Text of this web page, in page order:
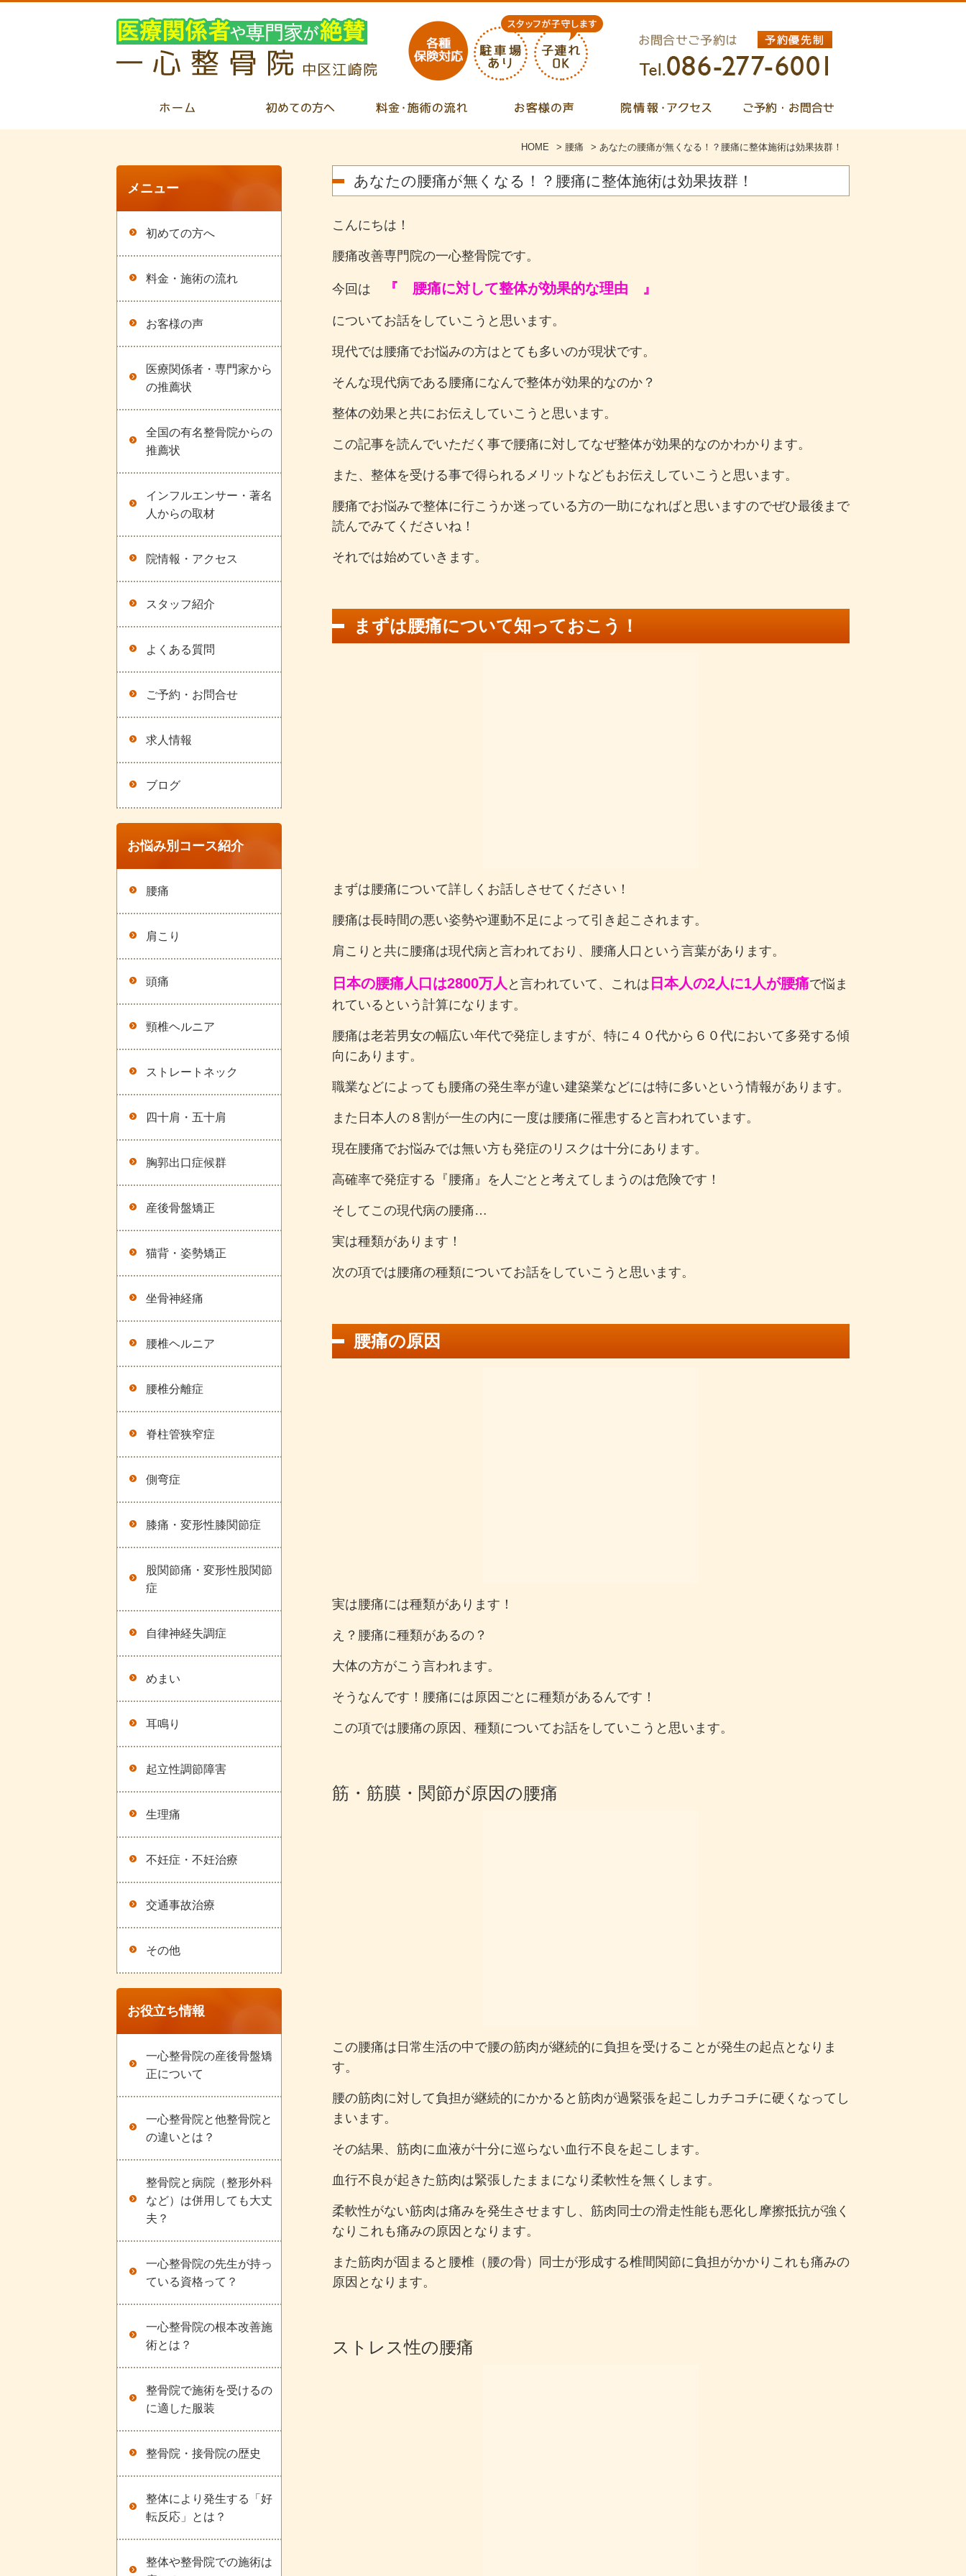
HOME > 腰痛 > あなたの腰痛が無くなる！？腰痛に整体施術は効果抜群！
あなたの腰痛が無くなる！？腰痛に整体施術は効果抜群！
こんにちは！
腰痛改善専門院の一心整骨院です。
今回は 『 腰痛に対して整体が効果的な理由 』
についてお話をしていこうと思います。
現代では腰痛でお悩みの方はとても多いのが現状です。
そんな現代病である腰痛になんで整体が効果的なのか？
整体の効果と共にお伝えしていこうと思います。
この記事を読んでいただく事で腰痛に対してなぜ整体が効果的なのかわかります。
また、整体を受ける事で得られるメリットなどもお伝えしていこうと思います。
腰痛でお悩みで整体に行こうか迷っている方の一助になればと思いますのでぜひ最後まで
読んでみてくださいね！
それでは始めていきます。
まずは腰痛について知っておこう！
まずは腰痛について詳しくお話しさせてください！
腰痛は長時間の悪い姿勢や運動不足によって引き起こされます。
肩こりと共に腰痛は現代病と言われており、腰痛人口という言葉があります。
日本の腰痛人口は2800万人 と言われていて、これは 日本人の2人に1人が腰痛で悩ま
れているという計算になります。
腰痛は老若男女の幅広い年代で発症しますが、特に４０代から６０代において多発する傾
向にあります。
職業などによっても腰痛の発生率が違い建築業などには特に多いという情報があります。
また日本人の８割が一生の内に一度は腰痛に罹患すると言われています。
現在腰痛でお悩みでは無い方も発症のリスクは十分にあります。
高確率で発症する『腰痛』を人ごとと考えてしまうのは危険です！
そしてこの現代病の腰痛…
実は種類があります！
次の項では腰痛の種類についてお話をしていこうと思います。
腰痛の原因
実は腰痛には種類があります！
え？腰痛に種類があるの？
大体の方がこう言われます。
そうなんです！腰痛には原因ごとに種類があるんです！
この項では腰痛の原因、種類についてお話をしていこうと思います。
筋・筋膜・関節が原因の腰痛
この腰痛は日常生活の中で腰の筋肉が継続的に負担を受けることが発生の起点となりま
す。
腰の筋肉に対して負担が継続的にかかると筋肉が過緊張を起こしカチコチに硬くなってし
まいます。
その結果、筋肉に血液が十分に巡らない血行不良を起こします。
血行不良が起きた筋肉は緊張したままになり柔軟性を無くします。
柔軟性がない筋肉は痛みを発生させますし、筋肉同士の滑走性能も悪化し摩擦抵抗が強く
なりこれも痛みの原因となります。
また筋肉が固まると腰椎（腰の骨）同士が形成する椎間関節に負担がかかりこれも痛みの
原因となります。
ストレス性の腰痛
メニュー
初めての方へ
料金・施術の流れ
お客様の声
医療関係者・専門家から
の推薦状
全国の有名整骨院からの
推薦状
インフルエンサー・著名
人からの取材
院情報・アクセス
スタッフ紹介
よくある質問
ご予約・お問合せ
求人情報
ブログ
お悩み別コース紹介
腰痛
肩こり
頭痛
頸椎ヘルニア
ストレートネック
四十肩・五十肩
胸郭出口症候群
産後骨盤矯正
猫背・姿勢矯正
坐骨神経痛
腰椎ヘルニア
腰椎分離症
脊柱管狭窄症
側弯症
膝痛・変形性膝関節症
股関節痛・変形性股関節
症
自律神経失調症
めまい
耳鳴り
起立性調節障害
生理痛
不妊症・不妊治療
交通事故治療
その他
お役立ち情報
一心整骨院の産後骨盤矯
正について
一心整骨院と他整骨院と
の違いとは？
整骨院と病院（整形外科
など）は併用しても大丈
夫？
一心整骨院の先生が持っ
ている資格って？
一心整骨院の根本改善施
術とは？
整骨院で施術を受けるの
に適した服装
整骨院・接骨院の歴史
整体により発生する「好
転反応」とは？
整体や整骨院での施術は